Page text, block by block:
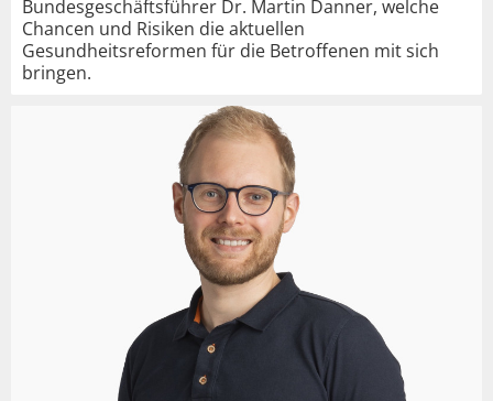
Bundesgeschäftsführer Dr. Martin Danner, welche
Chancen und Risiken die aktuellen
Gesundheitsreformen für die Betroffenen mit sich
bringen.